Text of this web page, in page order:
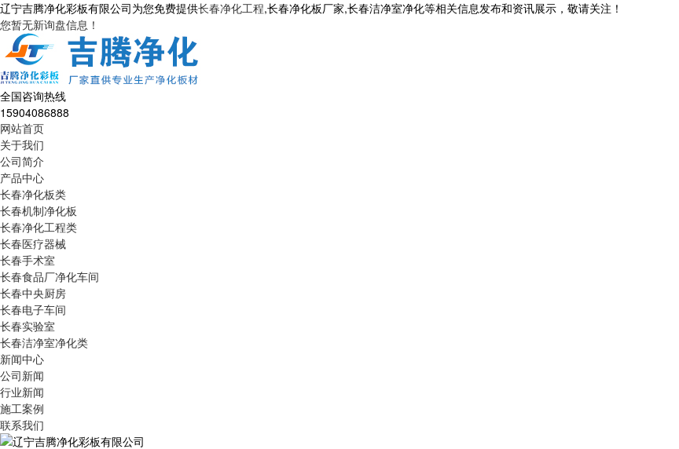
辽宁吉腾净化彩板有限公司为您免费提供长春净化工程,长春净化板厂家,长春洁净室净化等相关信息发布和资讯展示，敬请关注！
您暂无新询盘信息！
全国咨询热线
15904086888
网站首页
关于我们
公司简介
产品中心
长春净化板类
长春机制净化板
长春净化工程类
长春医疗器械
长春手术室
长春食品厂净化车间
长春中央厨房
长春电子车间
长春实验室
长春洁净室净化类
新闻中心
公司新闻
行业新闻
施工案例
联系我们